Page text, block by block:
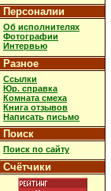
Персоналии
Об исполнителях
Фотографии
Интервью
Разное
Ссылки
Юр. справка
Комната смеха
Книга отзывов
Написать письмо
Поиск
Поиск по сайту
Счётчики